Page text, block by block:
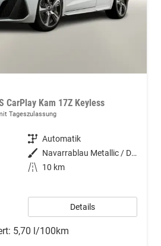
CarPlay Kam 17Z Keyless
Tageszulassung
Getriebe Automatik
Außenfarbe
Navarrablau Metallic / Dachfarbe
Kilometerstand
10 km
Details
5,70 l/100km